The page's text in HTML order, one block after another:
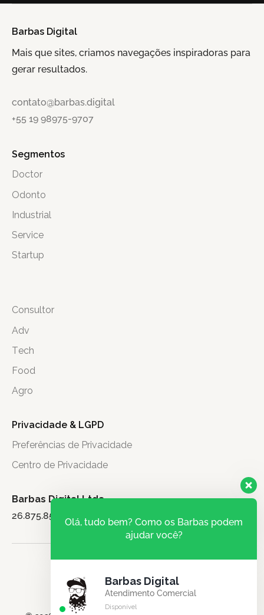
Barbas Digital
Mais que sites, criamos navegações inspiradoras para
gerar resultados.
contato@barbas.digital
+55 19 98975-9707
Segmentos
Doctor
Odonto
Industrial
Service
Startup
Consultor
Adv
Tech
Food
Agro
Privacidade & LGPD
Preferências de Privacidade
Centro de Privacidade
Barbas Digital Ltda.
26.875.851/0001-71
Olá, tudo bem? Como os Barbas podem
ajudar você?
Barbas Digital
Atendimento Comercial
Disponível